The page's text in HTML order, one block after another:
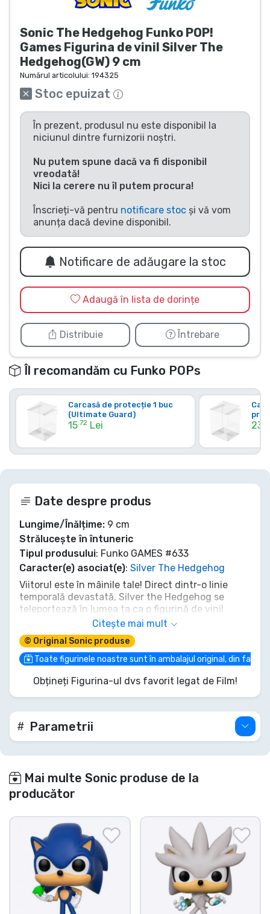
Sonic The Hedgehog Funko POP!
Games Figurina de vinil Silver The
Hedgehog(GW) 9 cm
Numărul articolului: 194325
Stoc epuizat
În prezent, produsul nu este disponibil la
niciunul dintre furnizorii noștri.
Nu putem spune dacă va fi disponibil
vreodată!
Nici la cerere nu îl putem procura!
Înscrieți-vă pentru notificare stoc și vă vom
anunța dacă devine disponibil.
Notificare de adăugare la stoc
Adaugă în lista de dorințe
Distribuie Întrebare
Îl recomandăm cu Funko POPs
Carcasă de protecție 1 buc
(Ultimate Guard)
15.72 Lei 23
Date despre produs
Lungime/Înălțime: 9 cm
Strălucește în întuneric
Tipul produsului: Funko GAMES #633
Caracter(e) asociat(e): Silver The Hedgehog
Viitorul este în mâinile tale! Direct dintr-o linie
temporală devastată, Silver the Hedgehog se
teleportează în lumea ta ca o figurină de vinil
Funko POP! Games extraordinară. Cu țepii săi
argintii emblematici și energia psihokinetică
aproape trosnind, el este gata să-ți apere colecția.
Și iată surpriza: acest erou hotărât fosforescează
în întuneric, un adevărat far de speranță! Asigură-
ți Silver și remodelează destinul etajerei tale. Nu
Citește mai mult
© Original Sonic produse
Toate figurinele noastre sunt în ambalajul original, din fabrică
Obțineți Figurina-ul dvs favorit legat de Film!
Parametrii
Mai multe Sonic produse de la
producător
Sortare după jocuri
Sortare după sport
Sortare după muzică
Tipuri de produse